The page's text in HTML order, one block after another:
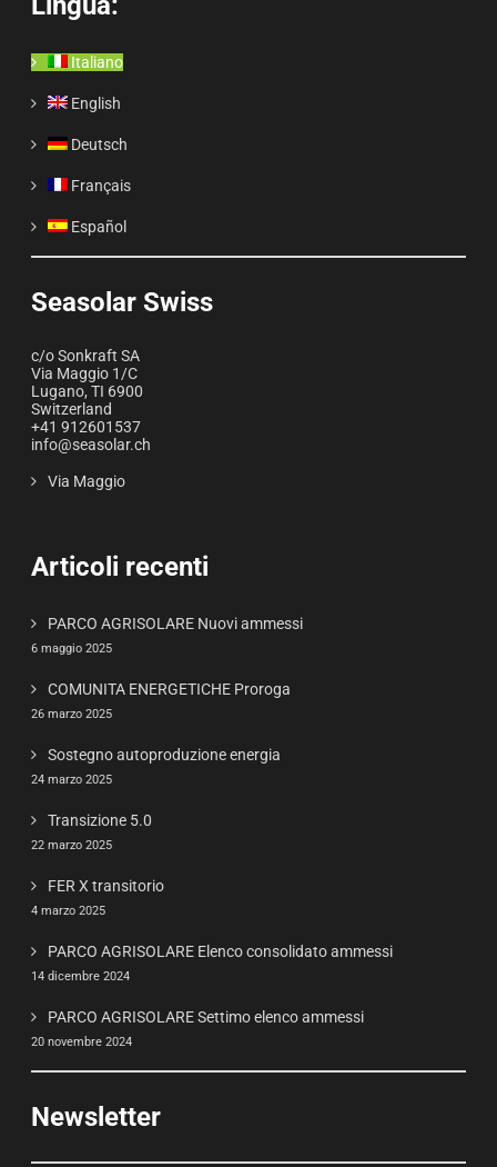
Italiano
English
Deutsch
Français
Español
Seasolar Swiss
c/o Sonkraft SA
Via Maggio 1/C
Lugano,TI 6900
Switzerland
+41 912601537
info@seasolar.ch
Via Maggio
Articoli recenti
PARCO AGRISOLARE Nuovi ammessi
6 maggio 2025
COMUNITA ENERGETICHE Proroga
26 marzo 2025
Sostegno autoproduzione energia
24 marzo 2025
Transizione 5.0
22 marzo 2025
FER X transitorio
4 marzo 2025
PARCO AGRISOLARE Elenco consolidato ammessi
14 dicembre 2024
PARCO AGRISOLARE Settimo elenco ammessi
20 novembre 2024
Newsletter